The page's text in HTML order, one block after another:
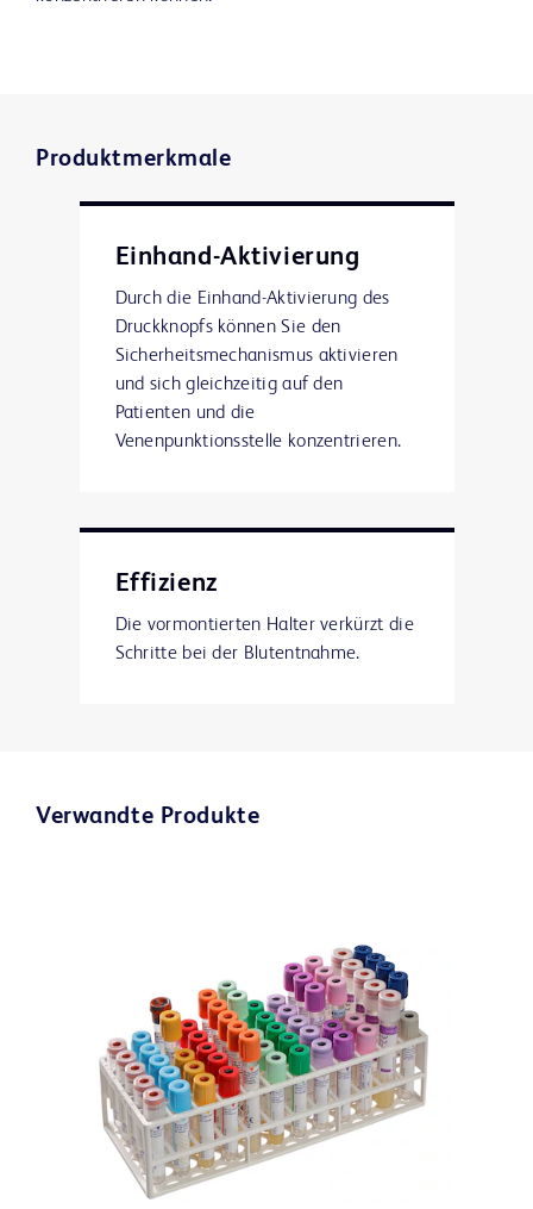
Produktmerkmale
Einhand-Aktivierung
Durch die Einhand-Aktivierung des
Druckknopfs können Sie den
Sicherheitsmechanismus aktivieren
und sich gleichzeitig auf den
Patienten und die
Venenpunktionsstelle konzentrieren.
Effizienz
Die vormontierten Halter verkürzt die
Schritte bei der Blutentnahme.
Verwandte Produkte